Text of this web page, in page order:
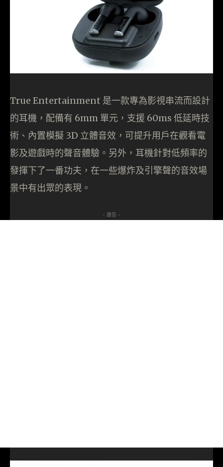
True Entertainment 是一款專為影視串流而設計
的耳機，配備有 6mm 單元，支援 60ms 低延時技
術、內置模擬 3D 立體音效，可提升用戶在觀看電
影及遊戲時的聲音體驗。另外，耳機針對低頻率的
發揮下了一番功夫，在一些爆炸及引擎聲的音效場
景中有出眾的表現。
- 廣告 -